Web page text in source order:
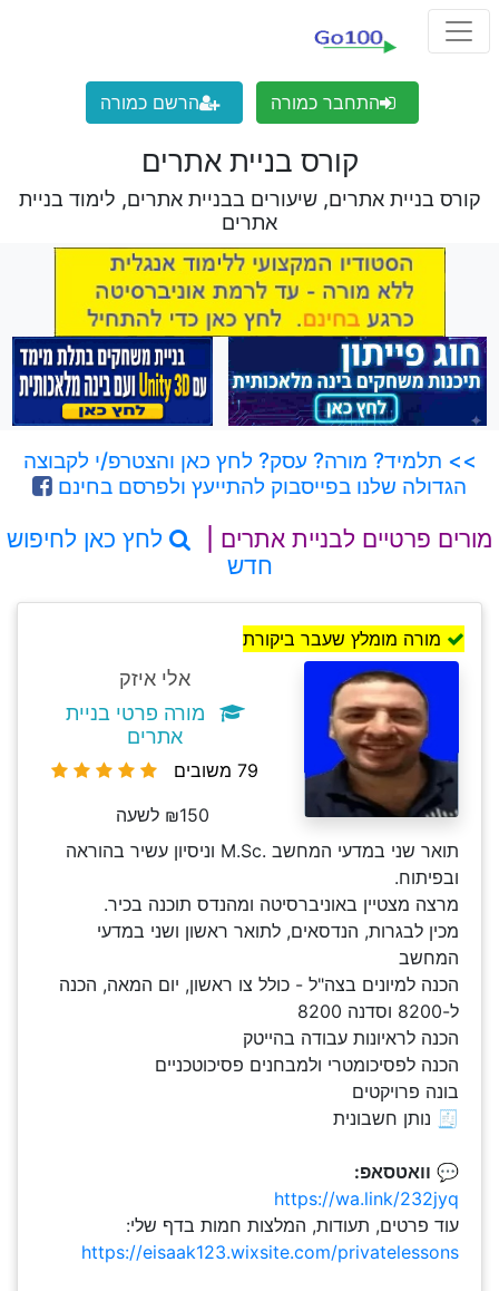
התחבר כמורה הרשם כמורה
קורס בניית אתרים
קורס בניית אתרים, שיעורים בבניית אתרים, לימוד בניית
אתרים
>> תלמיד? מורה? עסק? לחץ כאן והצטרפ/י לקבוצה
הגדולה שלנו בפייסבוק להתייעץ ולפרסם בחינם
מורים פרטיים לבניית אתרים |
לחץ כאן לחיפוש
חדש
מורה מומלץ שעבר ביקורת
אלי איזק
מורה פרטי בניית
אתרים
79 משובים
₪150 לשעה
תואר שני במדעי המחשב .M.Sc וניסיון עשיר בהוראה
ובפיתוח.
מרצה מצטיין באוניברסיטה ומהנדס תוכנה בכיר.
מכין לבגרות, הנדסאים, לתואר ראשון ושני במדעי
המחשב
הכנה למיונים בצה"ל - כולל צו ראשון, יום המאה, הכנה
ל-8200 וסדנה 8200
הכנה לראיונות עבודה בהייטק
הכנה לפסיכומטרי ולמבחנים פסיכוטכניים
בונה פרויקטים
🧾 נותן חשבונית
💬 וואטסאפ:
https://wa.link/232jyq
עוד פרטים, תעודות, המלצות חמות בדף שלי:
https://eisaak123.wixsite.com/privatelessons